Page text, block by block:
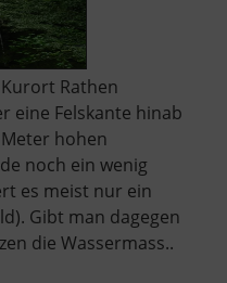
Rathen
eine Felskante hinab
hohen
noch ein wenig
es meist nur ein
Gibt man dagegen
die Wassermass..